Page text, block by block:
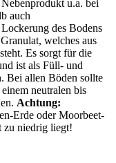
u.a. bei
auch
des Bodens
welches aus
Es sorgt für die
ist als Füll- und
Bei allen Böden sollte
neutralen bis
Achtung:
Erde oder Moorbeet-
zu niedrig liegt!